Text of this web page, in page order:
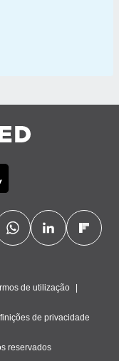
de utilização
de privacidade
reservados